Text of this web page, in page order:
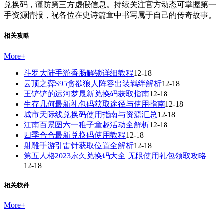
兑换码，谨防第三方虚假信息。持续关注官方动态可掌握第一
手资源情报，祝各位在史诗篇章中书写属于自己的传奇故事。
相关攻略
More+
斗罗大陆手游香肠解锁详细教程12-18
云顶之弈S95贪欲狼人阵容出装羁绊解析12-18
王铲铲的运河梦最新兑换码获取指南12-18
生存几何最新礼包码获取途径与使用指南12-18
城市天际线兑换码使用指南与资源汇总12-18
江南百景图六一稚子童趣活动全解析12-18
四季合合最新兑换码使用教程12-18
射雕手游引雷针获取位置全解析12-18
第五人格2023永久兑换码大全 无限使用礼包领取攻略
12-18
相关软件
More+